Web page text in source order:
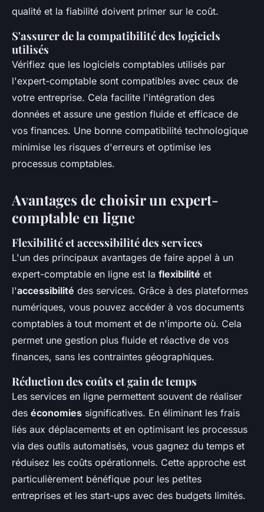
qualité et la fiabilité doivent primer sur le coût.
S'assurer de la compatibilité des logiciels
utilisés
Vérifiez que les logiciels comptables utilisés par
l'expert-comptable sont compatibles avec ceux de
votre entreprise. Cela facilite l'intégration des
données et assure une gestion fluide et efficace de
vos finances. Une bonne compatibilité technologique
minimise les risques d'erreurs et optimise les
processus comptables.
Avantages de choisir un expert-
comptable en ligne
Flexibilité et accessibilité des services
L'un des principaux avantages de faire appel à un
expert-comptable en ligne est la flexibilité et
l'accessibilité des services. Grâce à des plateformes
numériques, vous pouvez accéder à vos documents
comptables à tout moment et de n'importe où. Cela
permet une gestion plus fluide et réactive de vos
finances, sans les contraintes géographiques.
Réduction des coûts et gain de temps
Les services en ligne permettent souvent de réaliser
des économies significatives. En éliminant les frais
liés aux déplacements et en optimisant les processus
via des outils automatisés, vous gagnez du temps et
réduisez les coûts opérationnels. Cette approche est
particulièrement bénéfique pour les petites
entreprises et les start-ups avec des budgets limités.